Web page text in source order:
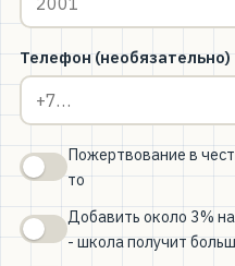
Телефон (необязательно)
Пожертвование в
то
Добавить около 3%
- школа получит